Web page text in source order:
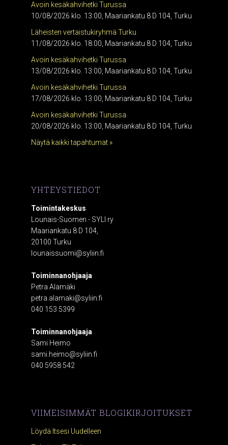
Avoin kesäkahvihetki Turussa
10/08/2026 klo. 13:00, Maariankatu 8 D 104, Turku
Läheisten vertaistukiryhmä Turku
11/08/2026 klo. 18:00, Maariankatu 8 D 104, Turku
Avoin kesäkahvihetki Turussa
13/08/2026 klo. 13:00, Maariankatu 8 D 104, Turku
Avoin kesäkahvihetki Turussa
17/08/2026 klo. 13:00, Maariankatu 8 D 104, Turku
Avoin kesäkahvihetki Turussa
20/08/2026 klo. 13:00, Maariankatu 8 D 104, Turku
Näytä kaikki tapahtumat »
YHTEYSTIEDOT
Toimintakeskus
Lounais-Suomen - SYLI ry
Maariankatu 8 D 104,
20100 Turku
lounaissuomi@syliin.fi
Toiminnanohjaaja
Petra Alamäki
petra.alamaki@syliin.fi
040 153 5399
Toiminnanohjaaja
Sami Heimo
sami.heimo@syliin.fi
040 5958 542
VIIMEISIMMÄT BLOGIKIRJOITUKSET
Löydä Itsesi Uudelleen